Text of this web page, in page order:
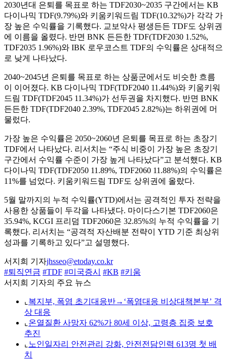
2030년대 은퇴를 목표로 하는 TDF2030~2035 구간에서는 KB
다이나믹 TDF(9.79%)와 키움키워드림 TDF(10.32%)가 각각 가
장 높은 수익률을 기록했다. 교보악사 평생든든 TDF도 상위권
에 이름을 올렸다. 반면 BNK 든든한 TDF(TDF2030 1.52%,
TDF2035 1.96%)와 IBK 로우코스트 TDF의 수익률은 상대적으
로 낮게 나타났다.
2040~2045년 은퇴를 목표로 하는 상품군에서도 비슷한 흐름
이 이어졌다. KB 다이나믹 TDF(TDF2040 11.44%)와 키움키워
드림 TDF(TDF2045 11.34%)가 선두권을 차지했다. 반면 BNK
든든한 TDF(TDF2040 2.39%, TDF2045 2.82%)는 하위권에 머
물렀다.
가장 높은 수익률은 2050~2060년 은퇴를 목표로 하는 초장기
TDF에서 나타났다. 리서치는 “주식 비중이 가장 높은 초장기
구간에서 수익률 수준이 가장 높게 나타났다”고 분석했다. KB
다이나믹 TDF(TDF2050 11.89%, TDF2060 11.88%)의 수익률은
11%를 넘었다. 키움키워드림 TDF도 상위권에 올랐다.
5월 말까지의 누적 수익률(YTD)에서는 공격적인 투자 전략을
사용한 상품들이 두각을 나타냈다. 마이다스기본 TDF2060은
35.94%, KCGI 프리덤 TDF2060은 32.85%의 누적 수익률을 기
록했다. 리서치는 “공격적 자산배분 전략이 YTD 기준 최상위
성과를 기록하고 있다”고 설명했다.
서지희 기자jhsseo@etoday.co.kr
#퇴직연금 #TDF #미국증시 #KB #키움
서지희 기자의 주요 뉴스
⌞ 복지부, 폭염 초기대응반→‘폭염대응 비상대책본부’ 격
상 대응
⌞ 온열질환 사망자 62%가 80세 이상, 고령층 집중 보호
추진
⌞ 노인일자리 안전관리 강화, 안전전담인력 613명 첫 배
치